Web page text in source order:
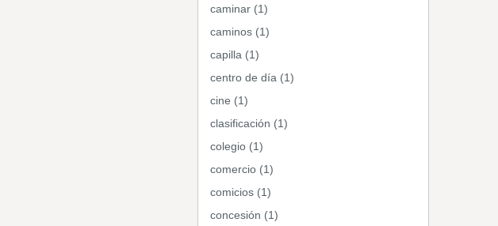
caminar (1)
caminos (1)
capilla (1)
centro de día (1)
cine (1)
clasificación (1)
colegio (1)
comercio (1)
comicios (1)
concesión (1)